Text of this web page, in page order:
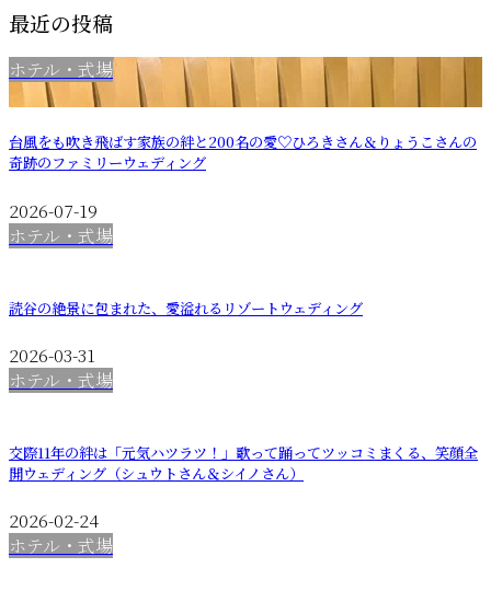
最近の投稿
ホテル・式場
台風をも吹き飛ばす家族の絆と200名の愛♡ひろきさん＆りょうこさんの
奇跡のファミリーウェディング
2026-07-19
ホテル・式場
読谷の絶景に包まれた、愛溢れるリゾートウェディング
2026-03-31
ホテル・式場
交際11年の絆は「元気ハツラツ！」歌って踊ってツッコミまくる、笑顔全
開ウェディング（シュウトさん＆シイノさん）
2026-02-24
ホテル・式場